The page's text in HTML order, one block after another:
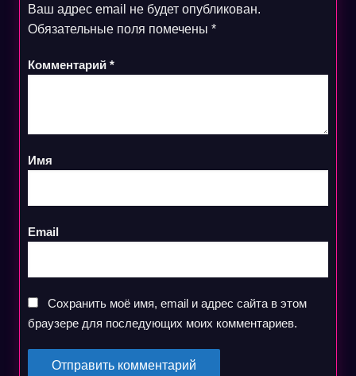
Ваш адрес email не будет опубликован.
Обязательные поля помечены *
Комментарий *
Имя
Email
Сохранить моё имя, email и адрес сайта в этом
браузере для последующих моих комментариев.